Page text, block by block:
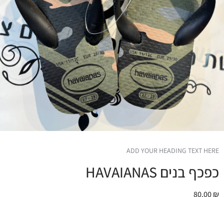
ADD YOUR HEADING TEXT HERE
כפכף בנים HAVAIANAS
80.00₪